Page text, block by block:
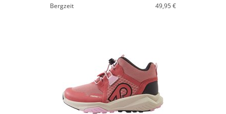
Bergzeit
49,95 €